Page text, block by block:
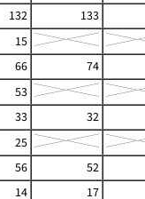
132
133
15
66
74
53
33
32
25
56
52
14 17